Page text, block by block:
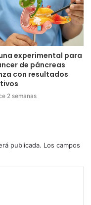
experimental para
de páncreas
con resultados
2 semanas
publicada. Los campos